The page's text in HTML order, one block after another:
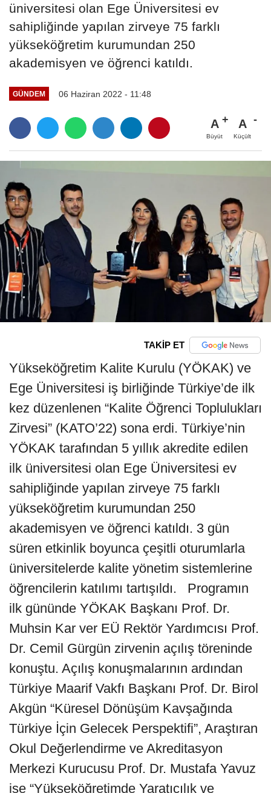
üniversitesi olan Ege Üniversitesi ev
sahipliğinde yapılan zirveye 75 farklı
yükseköğretim kurumundan 250
akademisyen ve öğrenci katıldı.
GÜNDEM 06 Haziran 2022 - 11:48
A
Büyüt
A
Küçült
TAKİP ET
Yükseköğretim Kalite Kurulu (YÖKAK) ve
Ege Üniversitesi iş birliğinde Türkiye’de ilk
kez düzenlenen “Kalite Öğrenci Toplulukları
Zirvesi” (KATO’22) sona erdi. Türkiye’nin
YÖKAK tarafından 5 yıllık akredite edilen
ilk üniversitesi olan Ege Üniversitesi ev
sahipliğinde yapılan zirveye 75 farklı
yükseköğretim kurumundan 250
akademisyen ve öğrenci katıldı. 3 gün
süren etkinlik boyunca çeşitli oturumlarla
üniversitelerde kalite yönetim sistemlerine
öğrencilerin katılımı tartışıldı. Programın
ilk gününde YÖKAK Başkanı Prof. Dr.
Muhsin Kar ver EÜ Rektör Yardımcısı Prof.
Dr. Cemil Gürgün zirvenin açılış töreninde
konuştu. Açılış konuşmalarının ardından
Türkiye Maarif Vakfı Başkanı Prof. Dr. Birol
Akgün “Küresel Dönüşüm Kavşağında
Türkiye İçin Gelecek Perspektifi”, Araştıran
Okul Değerlendirme ve Akreditasyon
Merkezi Kurucusu Prof. Dr. Mustafa Yavuz
ise “Yükseköğretimde Yaratıcılık ve